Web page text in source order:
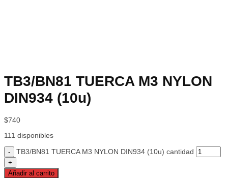
TB3/BN81 TUERCA M3 NYLON
DIN934 (10u)
$740
111 disponibles
TB3/BN81 TUERCA M3 NYLON DIN934 (10u) cantidad
Añadir al carrito